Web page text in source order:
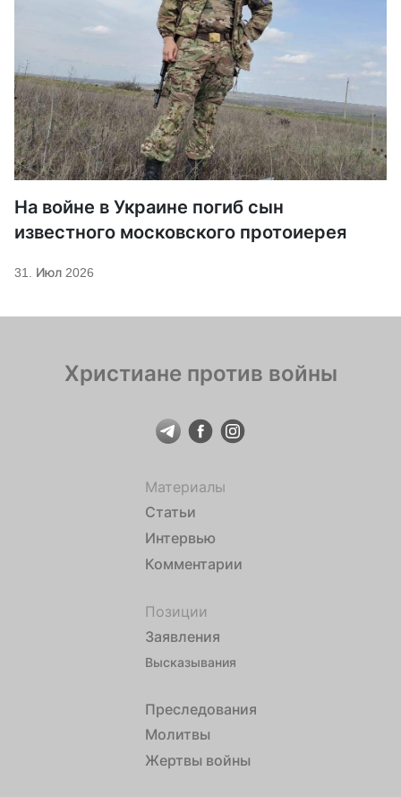
На войне в Украине погиб сын
известного московского протоиерея
31. Июл 2026
Христиане против войны
Материалы
Статьи
Интервью
Комментарии
Позиции
Заявления
Высказывания
Преследования
Молитвы
Жертвы войны